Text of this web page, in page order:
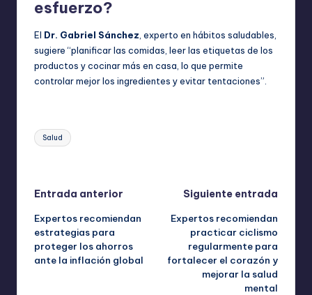
esfuerzo?
El Dr. Gabriel Sánchez , experto en hábitos saludables,
sugiere “planificar las comidas, leer las etiquetas de los
productos y cocinar más en casa, lo que permite
controlar mejor los ingredientes y evitar tentaciones”.
Etiquetas:
Salud
Navegación
de
entradas
Entrada anterior
Expertos recomiendan
estrategias para
proteger los ahorros
ante la inflación global
Siguiente entrada
Expertos recomiendan
practicar ciclismo
regularmente para
fortalecer el corazón y
mejorar la salud
mental